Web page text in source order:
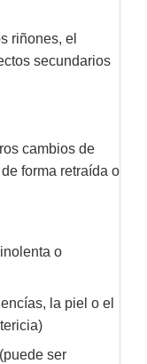
riñones, el
secundarios
cambios de
forma retraída o
o
la piel o el
ser